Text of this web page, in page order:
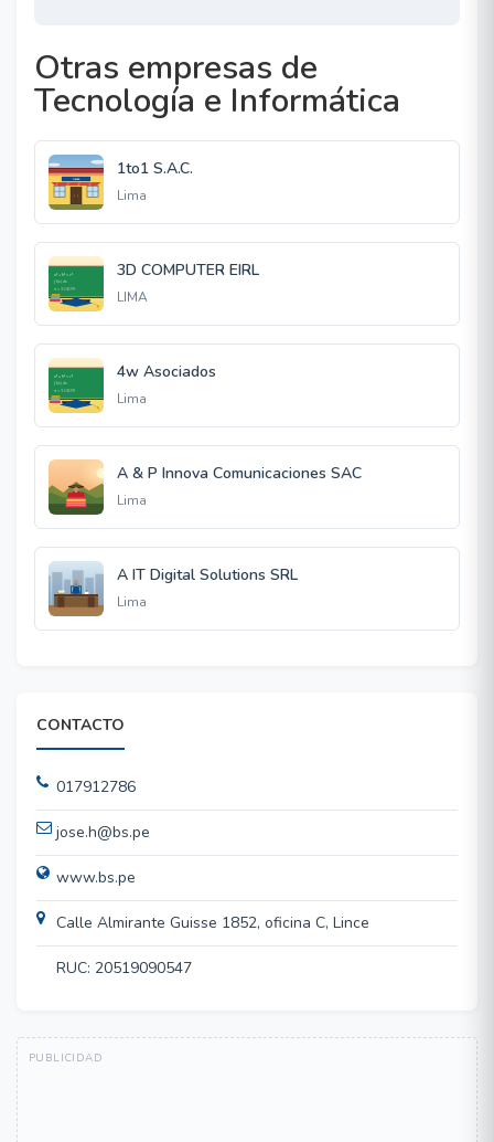
Otras empresas de
Tecnología e Informática
1to1 S.A.C.
Lima
3D COMPUTER EIRL
LIMA
4w Asociados
Lima
A & P Innova Comunicaciones SAC
Lima
A IT Digital Solutions SRL
Lima
CONTACTO
017912786
jose.h@bs.pe
www.bs.pe
Calle Almirante Guisse 1852, oficina C, Lince
RUC: 20519090547